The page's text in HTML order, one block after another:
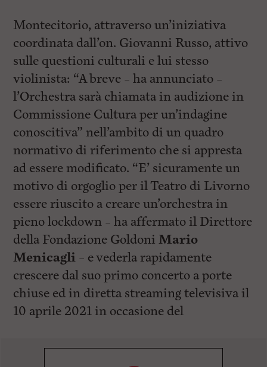
Montecitorio, attraverso un’iniziativa
coordinata dall’on. Giovanni Russo, attivo
sulle questioni culturali e lui stesso
violinista: “A breve – ha annunciato –
l’Orchestra sarà chiamata in audizione in
Commissione Cultura per un’indagine
conoscitiva” nell’ambito di un quadro
normativo di riferimento che si appresta
ad essere modificato. “E’ sicuramente un
motivo di orgoglio per il Teatro di Livorno
essere riuscito a creare un’orchestra in
pieno lockdown – ha affermato il Direttore
della Fondazione GoldoniMario
Menicagli – e vederla rapidamente
crescere dal suo primo concerto a porte
chiuse ed in diretta streaming televisiva il
10 aprile 2021 in occasione del